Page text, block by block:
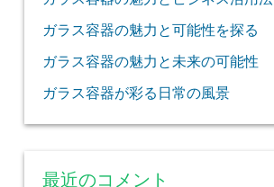
ガラス容器の魅力と可能性を探る
ガラス容器の魅力と未来の可能性
ガラス容器が彩る日常の風景
最近のコメント